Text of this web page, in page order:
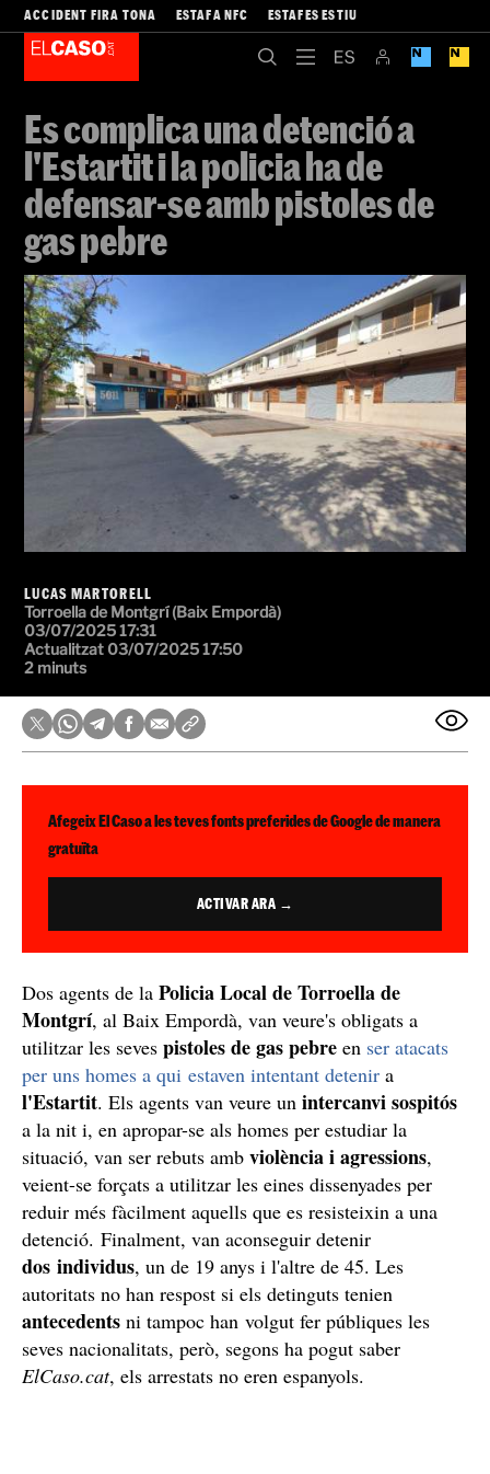
ACCIDENT FIRA TONA ESTAFA NFC ESTAFES ESTIU
Es complica una detenció a
l'Estartit i la policia ha de
defensar-se amb pistoles de
gas pebre
LUCAS MARTORELL
Torroella de Montgrí (Baix Empordà)
03/07/2025 17:31
Actualitzat 03/07/2025 17:50
2 minuts
Afegeix El Caso a les teves fonts preferides de Google de manera
gratuïta
ACTIVAR ARA →
Dos agents de la Policia Local de Torroella de
Montgrí, al Baix Empordà, van veure's obligats a
utilitzar les seves pistoles de gas pebre en ser atacats
per uns homes a qui estaven intentant detenir a
l'Estartit. Els agents van veure un intercanvi sospitós
a la nit i, en apropar-se als homes per estudiar la
situació, van ser rebuts amb violència i agressions,
veient-se forçats a utilitzar les eines dissenyades per
reduir més fàcilment aquells que es resisteixin a una
detenció. Finalment, van aconseguir detenir
dos individus, un de 19 anys i l'altre de 45. Les
autoritats no han respost si els detinguts tenien
antecedents ni tampoc han volgut fer públiques les
seves nacionalitats, però, segons ha pogut saber
ElCaso.cat, els arrestats no eren espanyols.